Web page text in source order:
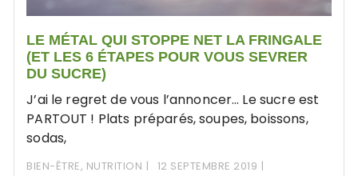
LE MÉTAL QUI STOPPE NET LA FRINGALE
(ET LES 6 ÉTAPES POUR VOUS SEVRER
DU SUCRE)
J’ai le regret de vous l’annoncer… Le sucre est
PARTOUT ! Plats préparés, soupes, boissons,
sodas,
BIEN-ÊTRE, NUTRITION
12 SEPTEMBRE 2019